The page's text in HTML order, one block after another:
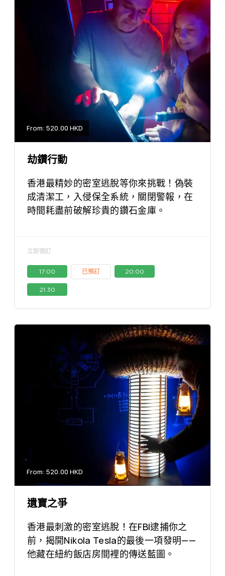
From: 520.00 HKD
劫鑽行動
香港最精妙的密室逃脫等你來挑戰！偽裝
成清潔工，入侵保全系統，關閉警報，在
時間耗盡前破解珍貴的鑽石金庫。
立即預訂
17:00 已預訂 20:00
21:30
From: 520.00 HKD
遺寶之爭
香港最刺激的密室逃脫！在FBI逮捕你之
前，揭開Nikola Tesla的最後一項發明——
他藏在紐約飯店房間裡的傳送藍圖。